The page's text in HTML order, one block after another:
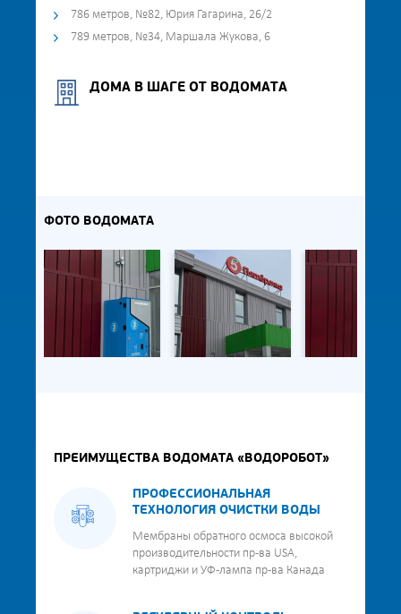
786 метров, №82, Юрия Гагарина, 26/2
789 метров, №34, Маршала Жукова, 6
ДОМА В ШАГЕ ОТ ВОДОМАТА
ФОТО ВОДОМАТА
ПРЕИМУЩЕСТВА ВОДОМАТА «ВОДОРОБОТ»
ПРОФЕССИОНАЛЬНАЯ
ТЕХНОЛОГИЯ ОЧИСТКИ ВОДЫ
Мембраны обратного осмоса высокой
производительности пр-ва USA,
картриджи и УФ-лампа пр-ва Канада